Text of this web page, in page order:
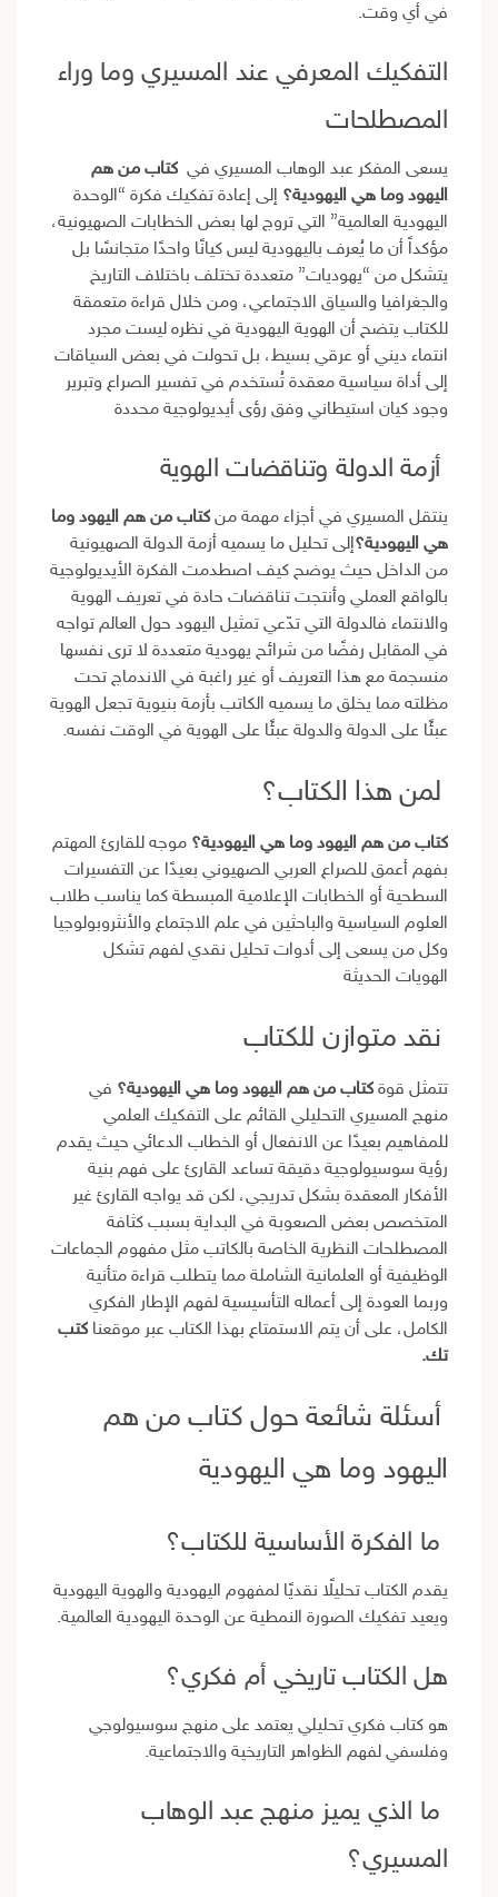
في أي وقت.
التفكيك المعرفي عند المسيري وما وراء
المصطلحات
يسعى المفكر عبد الوهاب المسيري في كتاب من هم
اليهود وما هي اليهودية؟ إلى إعادة تفكيك فكرة “الوحدة
اليهودية العالمية” التي تروج لها بعض الخطابات الصهيونية،
مؤكداً أن ما يُعرف باليهودية ليس كيانًا واحدًا متجانسًا بل
يتشكل من “يهوديات” متعددة تختلف باختلاف التاريخ
والجغرافيا والسياق الاجتماعي، ومن خلال قراءة متعمقة
للكتاب يتضح أن الهوية اليهودية في نظره ليست مجرد
انتماء ديني أو عرقي بسيط، بل تحولت في بعض السياقات
إلى أداة سياسية معقدة تُستخدم في تفسير الصراع وتبرير
وجود كيان استيطاني وفق رؤى أيديولوجية محددة
أزمة الدولة وتناقضات الهوية
ينتقل المسيري في أجزاء مهمة من كتاب من هم اليهود وما
هي اليهودية؟إلى تحليل ما يسميه أزمة الدولة الصهيونية
من الداخل حيث يوضح كيف اصطدمت الفكرة الأيديولوجية
بالواقع العملي وأنتجت تناقضات حادة في تعريف الهوية
والانتماء فالدولة التي تدّعي تمثيل اليهود حول العالم تواجه
في المقابل رفضًا من شرائح يهودية متعددة لا ترى نفسها
منسجمة مع هذا التعريف أو غير راغبة في الاندماج تحت
مظلته مما يخلق ما يسميه الكاتب بأزمة بنيوية تجعل الهوية
عبئًا على الدولة والدولة عبئًا على الهوية في الوقت نفسه.
لمن هذا الكتاب؟
كتاب من هم اليهود وما هي اليهودية؟ موجه للقارئ المهتم
بفهم أعمق للصراع العربي الصهيوني بعيدًا عن التفسيرات
السطحية أو الخطابات الإعلامية المبسطة كما يناسب طلاب
العلوم السياسية والباحثين في علم الاجتماع والأنثروبولوجيا
وكل من يسعى إلى أدوات تحليل نقدي لفهم تشكل
الهويات الحديثة
نقد متوازن للكتاب
تتمثل قوة كتاب من هم اليهود وما هي اليهودية؟ في
منهج المسيري التحليلي القائم على التفكيك العلمي
للمفاهيم بعيدًا عن الانفعال أو الخطاب الدعائي حيث يقدم
رؤية سوسيولوجية دقيقة تساعد القارئ على فهم بنية
الأفكار المعقدة بشكل تدريجي، لكن قد يواجه القارئ غير
المتخصص بعض الصعوبة في البداية بسبب كثافة
المصطلحات النظرية الخاصة بالكاتب مثل مفهوم الجماعات
الوظيفية أو العلمانية الشاملة مما يتطلب قراءة متأنية
وربما العودة إلى أعماله التأسيسية لفهم الإطار الفكري
الكامل، على أن يتم الاستمتاع بهذا الكتاب عبر موقعنا كتب
تك.
أسئلة شائعة حول كتاب من هم
اليهود وما هي اليهودية
ما الفكرة الأساسية للكتاب؟
يقدم الكتاب تحليلًا نقديًا لمفهوم اليهودية والهوية اليهودية
ويعيد تفكيك الصورة النمطية عن الوحدة اليهودية العالمية.
هل الكتاب تاريخي أم فكري؟
هو كتاب فكري تحليلي يعتمد على منهج سوسيولوجي
وفلسفي لفهم الظواهر التاريخية والاجتماعية.
ما الذي يميز منهج عبد الوهاب
المسيري؟